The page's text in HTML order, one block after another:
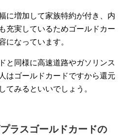
に増加して家族特約が付き、内
充実しているためゴールドカー
になっています。
と同様に高速道路やガソリンス
はゴールドカードですから還元
てみるといいでしょう。
ラスゴールドカードの